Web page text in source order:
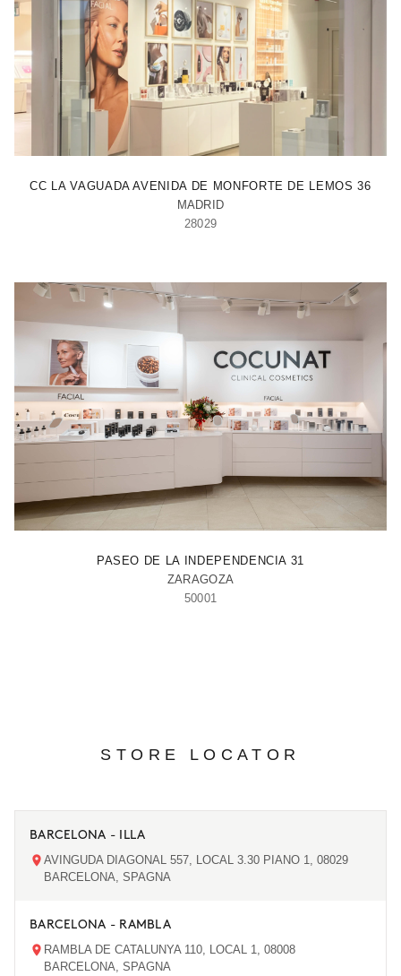
CC LA VAGUADA AVENIDA DE MONFORTE DE LEMOS 36
MADRID
28029
PASEO DE LA INDEPENDENCIA 31
ZARAGOZA
50001
STORE LOCATOR
BARCELONA - ILLA
AVINGUDA DIAGONAL 557, LOCAL 3.30 PIANO 1, 08029
BARCELONA, SPAGNA
BARCELONA - RAMBLA
RAMBLA DE CATALUNYA 110, LOCAL 1, 08008
BARCELONA, SPAGNA